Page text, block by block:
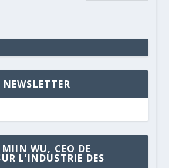
WU, CEO DE
L’INDUSTRIE DES